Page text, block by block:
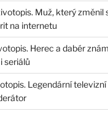
Muž, který změnil
na internetu
Herec a dabér
seriálů
Legendární televizní